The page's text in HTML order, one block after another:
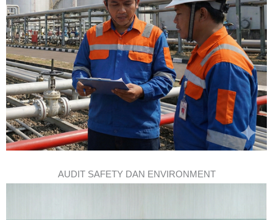
AUDIT SAFETY DAN ENVIRONMENT